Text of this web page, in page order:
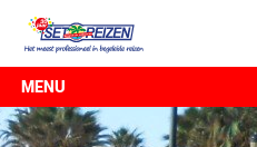
MENU